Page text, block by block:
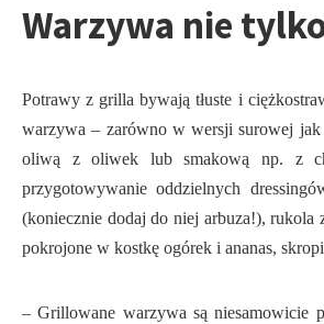
Warzywa nie
Potrawy z grilla bywają tłuste i
warzywa – zarówno w wersji surowej jak
oliwą z oliwek lub smakową np. z
przygotowywanie oddzielnych
(koniecznie dodaj do niej arbuza!),
pokrojone w kostkę ogórek i ananas,
– Grillowane warzywa są niesamowicie